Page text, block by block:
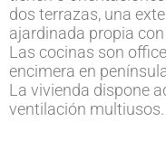
dos terrazas, una
ajardinada propia
Las cocinas son
encimera en
La vivienda dispone
ventilación multiusos.